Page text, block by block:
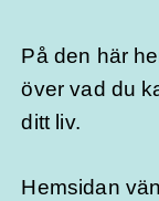
På den här
över vad du
ditt liv.
Hemsidan